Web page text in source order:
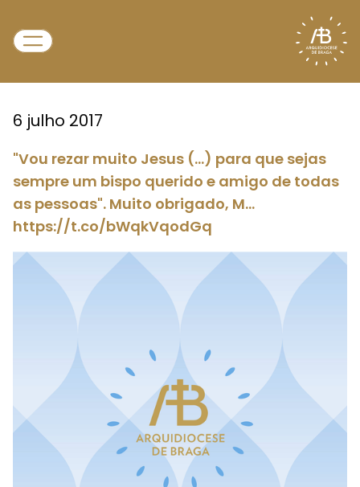
6 julho 2017
"Vou rezar muito Jesus (...) para que sejas
sempre um bispo querido e amigo de todas
as pessoas". Muito obrigado, M…
https://t.co/bWqkVqodGq